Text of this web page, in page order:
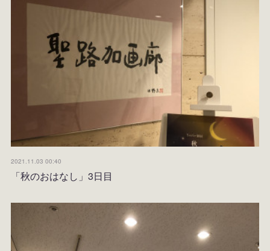
2021.11.03 00:40
「秋のおはなし」3日目